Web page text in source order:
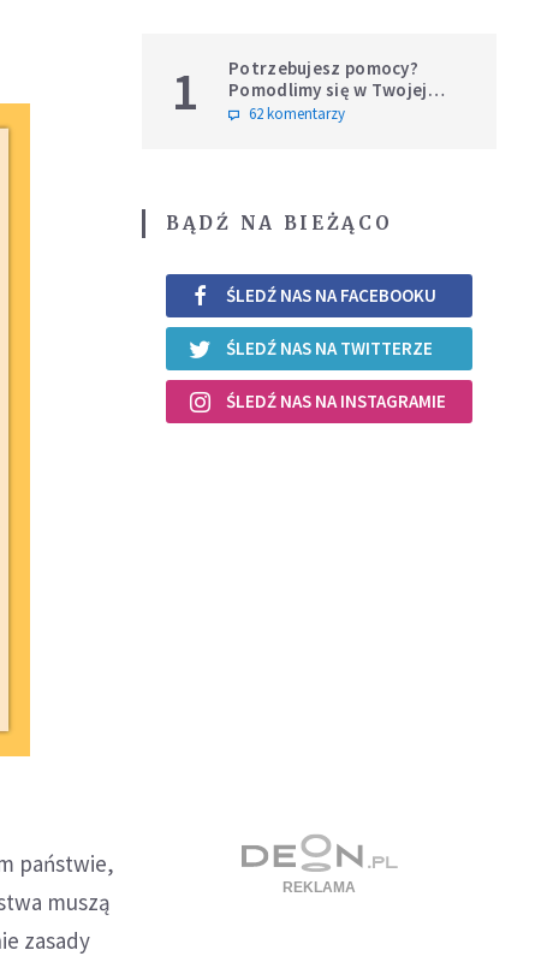
państwie,
muszą
zasady
1
Potrzebujesz pomocy?
Pomodlimy się w Twojej
intencji
62 komentarzy
BĄDŹ NA BIEŻĄCO
ŚLEDŹ NAS NA FACEBOOKU
ŚLEDŹ NAS NA TWITTERZE
ŚLEDŹ NAS NA INSTAGRAMIE